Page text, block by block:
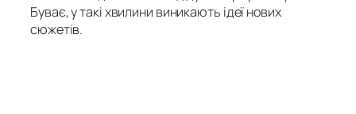
Буває, у такі хвилини виникають ідеї нових
сюжетів.